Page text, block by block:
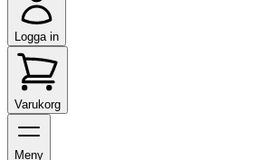
Logga in
Varukorg
Meny